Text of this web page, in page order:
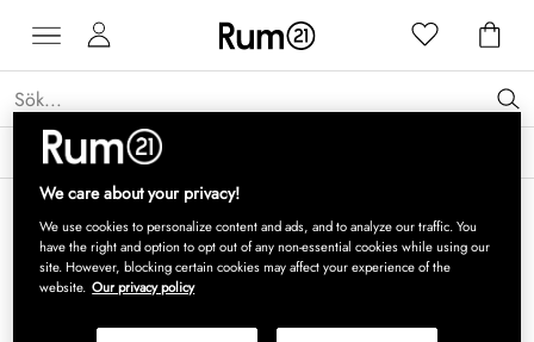
Få 15 % rabatt på Grythyttan Stålmöbler* →
We care about your privacy!
We use cookies to personalize content and ads, and to analyze our traffic. You
have the right and option to opt out of any non-essential cookies while using our
site. However, blocking certain cookies may affect your experience of the
website. Our privacy policy